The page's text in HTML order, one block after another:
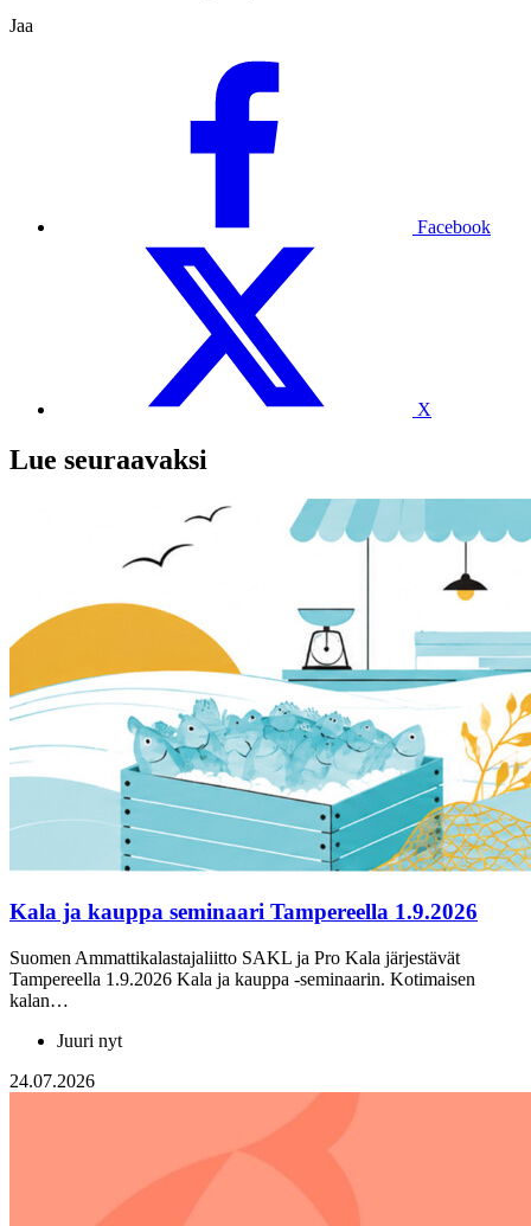
Jaa
Facebook
X
Lue seuraavaksi
Kala ja kauppa seminaari Tampereella 1.9.2026
Suomen Ammattikalastajaliitto SAKL ja Pro Kala järjestävät
Tampereella 1.9.2026 Kala ja kauppa -seminaarin. Kotimaisen
kalan…
Juuri nyt
24.07.2026